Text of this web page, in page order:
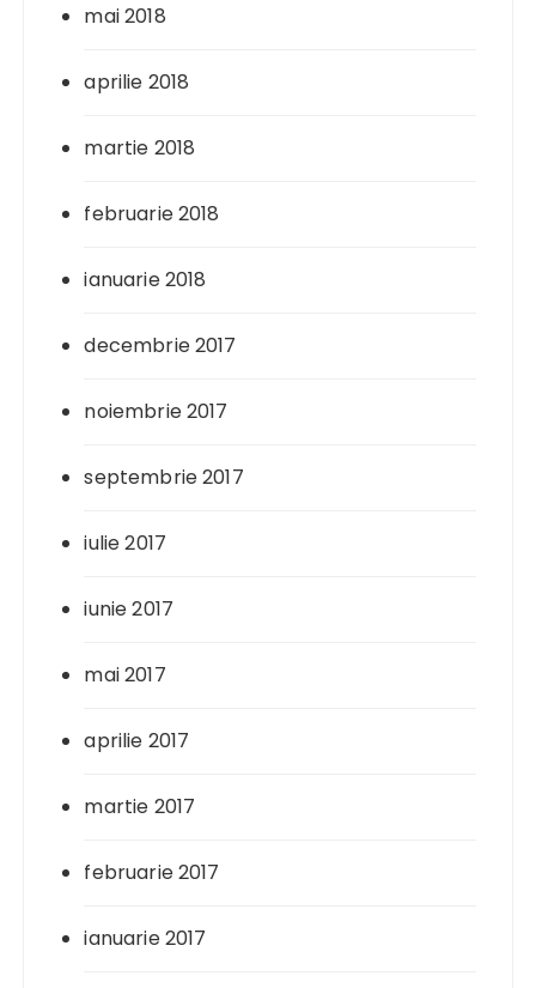
mai 2018
aprilie 2018
martie 2018
februarie 2018
ianuarie 2018
decembrie 2017
noiembrie 2017
septembrie 2017
iulie 2017
iunie 2017
mai 2017
aprilie 2017
martie 2017
februarie 2017
ianuarie 2017